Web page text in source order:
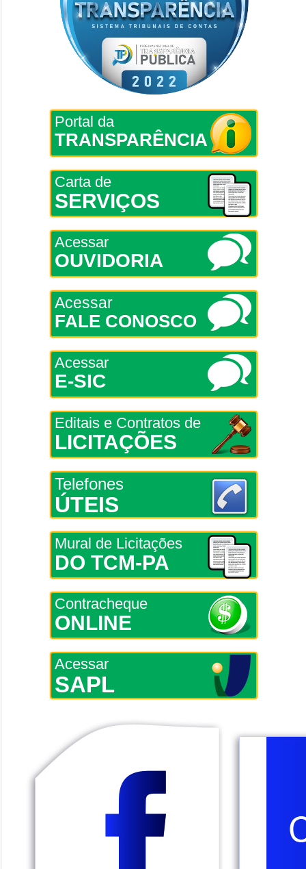
Portal da
TRANSPARÊNCIA
Carta de
SERVIÇOS
Acessar
OUVIDORIA
Acessar
FALE CONOSCO
Acessar
E-SIC
Editais e Contratos de
LICITAÇÕES
Telefones
ÚTEIS
Mural de Licitações
DO TCM-PA
Contracheque
ONLINE
Acessar
SAPL